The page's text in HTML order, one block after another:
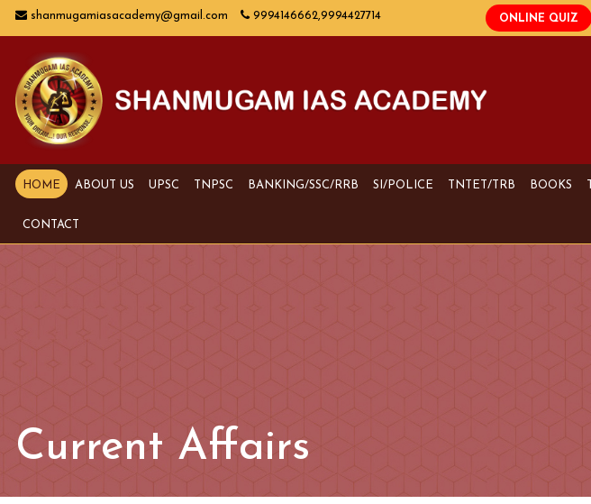
shanmugamiasacademy@gmail.com 9994146662,9994427714
HOME ABOUT US UPSC TNPSC BANKING/SSC/RRB SI/POLICE TNTET/TRB BOOKS
CONTACT
Current Affairs